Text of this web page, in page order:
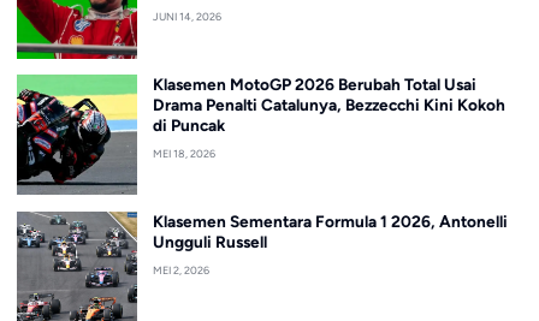
JUNI 14, 2026
Klasemen MotoGP 2026 Berubah Total Usai
Drama Penalti Catalunya, Bezzecchi Kini Kokoh
di Puncak
MEI 18, 2026
Klasemen Sementara Formula 1 2026, Antonelli
Ungguli Russell
MEI 2, 2026